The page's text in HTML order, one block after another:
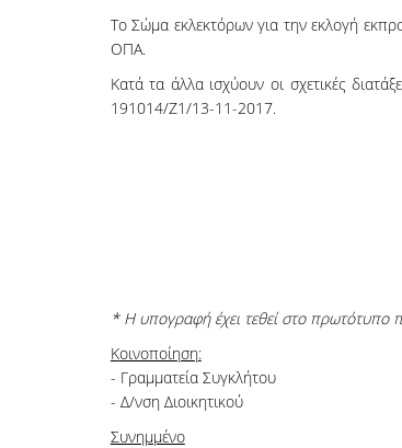
Το Σώμα εκλεκτόρων για την εκλογή
ΟΠΑ.
Κατά τα άλλα ισχύουν οι σχετικές
191014/Ζ1/13-11-2017.
* Η υπογραφή έχει τεθεί στο πρωτότυπο
Kοινοποίηση:
- Γραμματεία Συγκλήτου
- Δ/νση Διοικητικού
Συνημμένο